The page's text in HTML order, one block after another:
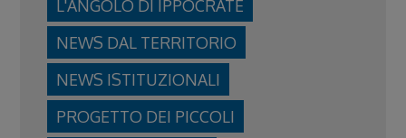
L'ANGOLO DI IPPOCRATE
NEWS DAL TERRITORIO
NEWS ISTITUZIONALI
PROGETTO DEI PICCOLI